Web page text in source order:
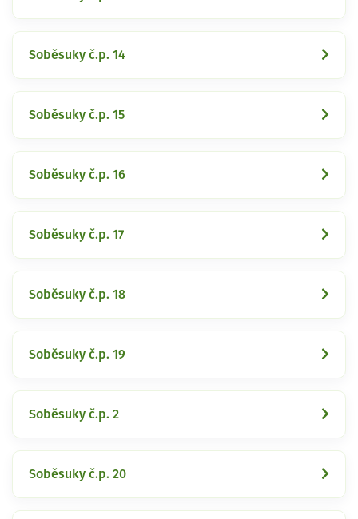
Soběsuky č.p. 14
Soběsuky č.p. 15
Soběsuky č.p. 16
Soběsuky č.p. 17
Soběsuky č.p. 18
Soběsuky č.p. 19
Soběsuky č.p. 2
Soběsuky č.p. 20